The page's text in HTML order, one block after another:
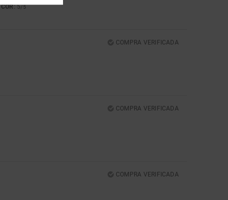
COR: 5/5
COMPRA VERIFICADA
COMPRA VERIFICADA
COMPRA VERIFICADA